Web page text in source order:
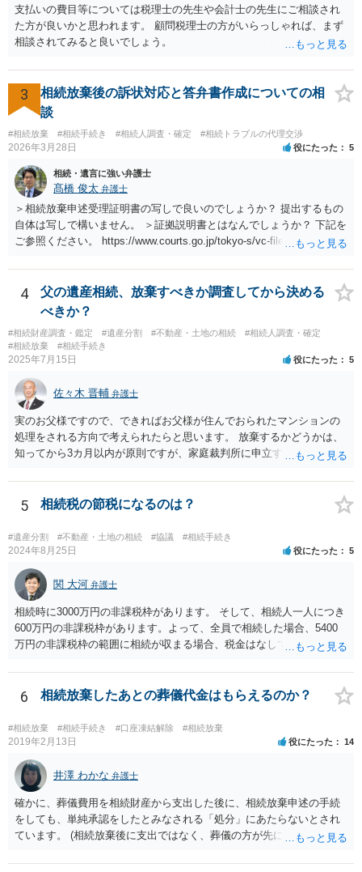
支払いの費目等については税理士の先生や会計士の先生にご相談され
た方が良いかと思われます。 顧問税理士の方がいらっしゃれば、まず
相談されてみると良いでしょう。
3
相続放棄後の訴状対応と答弁書作成についての相
談
#相続放棄 #相続手続き #相続人調査・確定 #相続トラブルの代理交渉
2026年3月28日 役にたった 5
相続・遺言に強い弁護士
髙橋 俊太 弁護士
＞相続放棄申述受理証明書の写しで良いのでしょうか？ 提出するもの
自体は写しで構いません。 ＞証拠説明書とはなんでしょうか？ 下記を
ご参照ください。 https://www.courts.go.jp/tokyo-s/vc-files/tokyo-s/file/
4
父の遺産相続、放棄すべきか調査してから決める
べきか？
#相続財産調査・鑑定 #遺産分割 #不動産・土地の相続
#相続人調査・確定
#相続放棄
#相続手続き
2025年7月15日 役にたった 5
佐々木 晋輔 弁護士
実のお父様ですので、できればお父様が住んでおられたマンションの
処理をされる方向で考えられたらと思います。 放棄するかどうかは、
知ってから3カ月以内が原則ですが、家庭裁判所に申立すれば3カ月の
放棄するかどうか決めることができます。 銀行やサラ金が数年も放置
することはありませんので、数年後に借金が発見される可能性はほぼ
伸長して調査したところ、サラ金に対する過払金など相当な財産が見
つかったため相続したという事例がありました。
5 相続税の節税になるのは？
#遺産分割 #不動産・土地の相続 #協議 #相続手続き
2024年8月25日 役にたった 5
関 大河 弁護士
相続時に3000万円の非課税枠があります。 そして、相続人一人につき
600万円の非課税枠があります。よって、全員で相続した場合、5400
万円の非課税枠の範囲に相続が収まる場合、税金はなしです。 一人が
範囲となります。 一般的には、全員で相続する方が税金はお得です。
また、全員で相続しても、話し合いの結果、親がすべて相続と決める
0万円分使えます。 父が亡くなり、母が全部相続すると、母から三人
で相続する際は、4800万円が非課税枠となります。 そうすると、母が
亡くなってから相続すると、両親のどちらかが亡くなってから相続す
るより非課税の枠が減少します。 計画的に相続をするのがおすすめと
いうことになります。これ以外にも気をつける点はあるかもしれませ
んので、一度相談して想定するのがおすすめと思います。
6 相続放棄したあとの葬儀代金はもらえるのか？
#相続放棄 #相続手続き #口座凍結解除 #相続放棄
2019年2月13日 役にたった 14
井澤 わかな 弁護士
確かに、葬儀費用を相続財産から支出した後に、相続放棄申述の手続
をしても、単純承認をしたとみなされる「処分」にあたらないとされ
ています。 (相続放棄後に支出ではなく、葬儀の方が先に来るのが通常
述の手続ということだと思いますが) ただ、葬儀費用ならいくらでもよ